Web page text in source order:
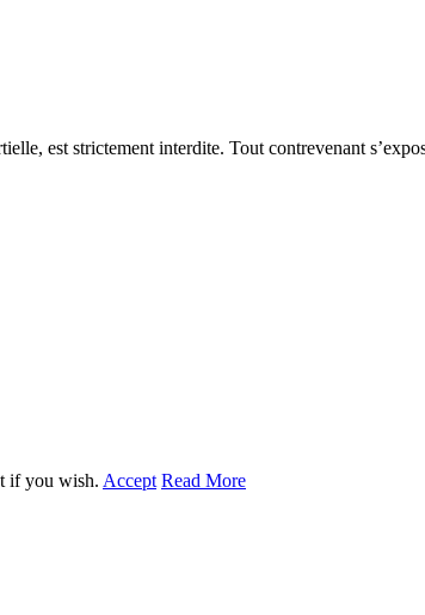
est strictement interdite. Tout contrevenant
if you wish. Accept Read More